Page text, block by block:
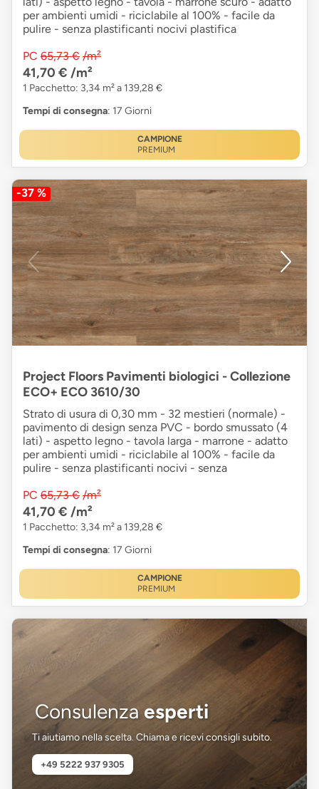
per ambienti umidi - riciclabile al 100% - facile da
pulire - senza plastificanti nocivi plastifica
PC 65,73 € /m²
41,70 € /m²
1 Pacchetto: 3,34 m² a 139,28 €
Tempi di consegna: 17 Giorni
CAMPIONE
PREMIUM
-37 %
Project Floors Pavimenti biologici - Collezione
ECO+ ECO 3610/30
Strato di usura di 0,30 mm - 32 mestieri (normale) -
pavimento di design senza PVC - bordo smussato (4
lati) - aspetto legno - tavola larga - marrone - adatto
per ambienti umidi - riciclabile al 100% - facile da
pulire - senza plastificanti nocivi - senza
PC 65,73 € /m²
41,70 € /m²
1 Pacchetto: 3,34 m² a 139,28 €
Tempi di consegna: 17 Giorni
CAMPIONE
PREMIUM
Consulenza esperti
Ti aiutiamo nella scelta. Chiama e ricevi consigli subito.
+49 5222 937 9305